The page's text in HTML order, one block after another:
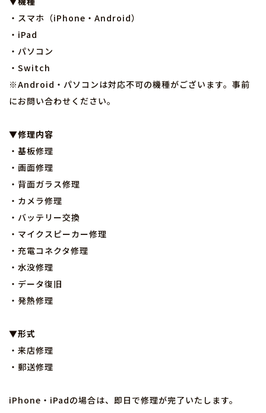
・スマホ（iPhone・Android）
・iPad
・パソコン
・Switch
※Android・パソコンは対応不可の機種がございます。事前
にお問い合わせください。
▼修理内容
・基板修理
・画面修理
・背面ガラス修理
・カメラ修理
・バッテリー交換
・マイクスピーカー修理
・充電コネクタ修理
・水没修理
・データ復旧
・発熱修理
▼形式
・来店修理
・郵送修理
iPhone・iPadの場合は、即日で修理が完了いたします。